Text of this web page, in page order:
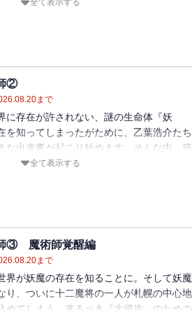
第二部は、魔族ではなく異世界の軍勢と
においては魔術師には安息というものは
ラー』はありません。明るく楽しい『痛快
す。我思う故に、我書く、それゆえに鬱展
に人気が出て続刊が決まれば、計算上では
という感じでしょう。そこまでは頑張り
は、第二巻でまたお会いしましょう。【目
った者） 魚心あれば以心伝心（便利道具
友、一蓮托生（お約束あの法則） 竹馬
込むなら大勢で） 一難去って万物流転
風飲露で馬子にも衣裳（チートの本
る？ 桃栗三年柿八年（見えるんで
全て表示する
②
まで
に存在が許されない、謎の生命体『妖
を知ってしまったがために、乙葉浩介たち
な出来事が起こり始めます。そんな中、築
を受け、さらに乙葉浩介も謎の獣人の攻撃
。あちこちに出現する妖魔、妖魔、とにか
公・乙葉浩介は心も体も休まる暇がありま
れたチートスキル、そして明るく楽しい高
へいったのやら。乙葉浩介はバラ色の高校
戻すことができるのか!!ちなみに作者は、
全て表示する
③ 魔術師覚醒編
まで
界が妖魔の存在を知ることに。そして妖魔
り、ついに十二魔将の一人が札幌の中心地
めてしまう。来るべき『大侵攻』のための